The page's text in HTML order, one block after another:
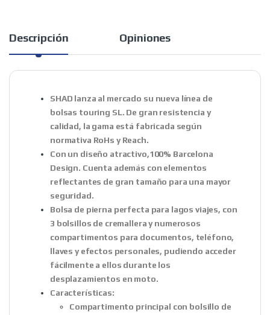
Descripción Opiniones
SHAD lanza al mercado su nueva línea de
bolsas touring SL. De gran resistencia y
calidad, la gama está fabricada según
normativa RoHs y Reach.
Con un diseño atractivo,100% Barcelona
Design. Cuenta además con elementos
reflectantes de gran tamaño para una mayor
seguridad.
Bolsa de pierna perfecta para lagos viajes, con
3 bolsillos de cremallera y numerosos
compartimentos para documentos, teléfono,
llaves y efectos personales, pudiendo acceder
fácilmente a ellos durante los
desplazamientos en moto.
Características:
Compartimento principal con bolsillo de